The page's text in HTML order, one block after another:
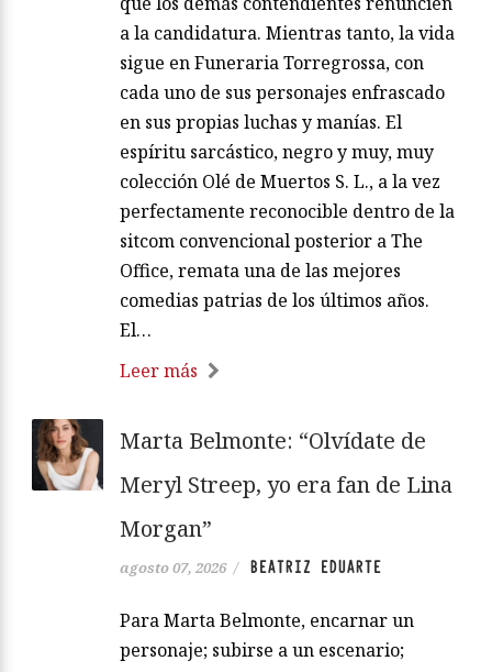
a la candidatura. Mientras tanto, la vida
sigue en Funeraria Torregrossa, con
cada uno de sus personajes enfrascado
en sus propias luchas y manías. El
espíritu sarcástico, negro y muy, muy
colección Olé de Muertos S. L., a la vez
perfectamente reconocible dentro de la
sitcom convencional posterior a The
Office, remata una de las mejores
comedias patrias de los últimos años.
El…
Leer más
Marta Belmonte: “Olvídate de
Meryl Streep, yo era fan de Lina
Morgan”
agosto 07, 2026 / BEATRIZ EDUARTE
Para Marta Belmonte, encarnar un
personaje; subirse a un escenario;